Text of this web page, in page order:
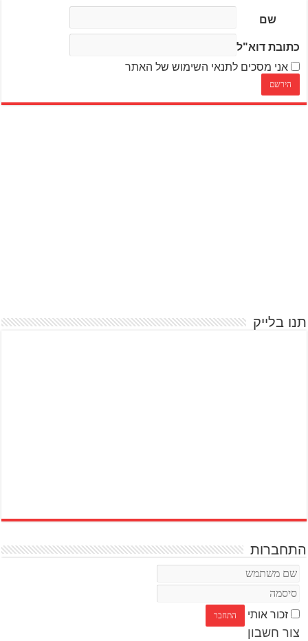
שם
כתובת דוא"ל
אני מסכים לתנאי השימוש של האתר
תנו בלייק
התחברות
זכור אותי
צור חשבון